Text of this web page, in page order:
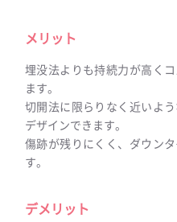
メリット
埋没法よりも持続力が高く
ます。
切開法に限らりなく近いよ
デザインできます。
傷跡が残りにくく、ダウン
す。
デメリット